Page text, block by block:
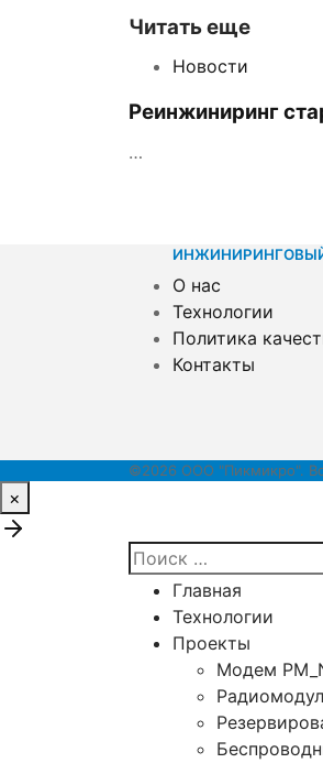
Читать еще
Новости
Реинжиниринг
…
О нас
Технологии
Политика
Контакты
©2026 ООО "Пикмикро".
×
Главная
Технологии
Проекты
Модем